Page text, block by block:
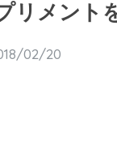
リメント
02/20